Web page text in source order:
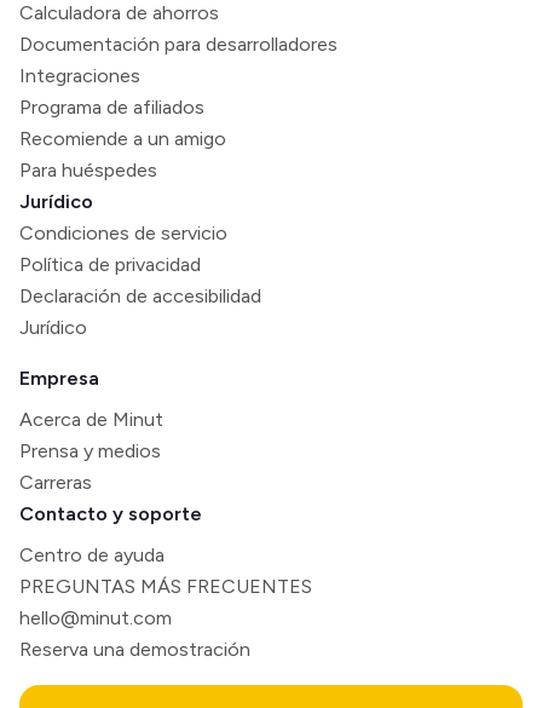
Calculadora de ahorros
Documentación para desarrolladores
Integraciones
Programa de afiliados
Recomiende a un amigo
Para huéspedes
Jurídico
Condiciones de servicio
Política de privacidad
Declaración de accesibilidad
Jurídico
Empresa
Acerca de Minut
Prensa y medios
Carreras
Contacto y soporte
Centro de ayuda
PREGUNTAS MÁS FRECUENTES
hello@minut.com
Reserva una demostración